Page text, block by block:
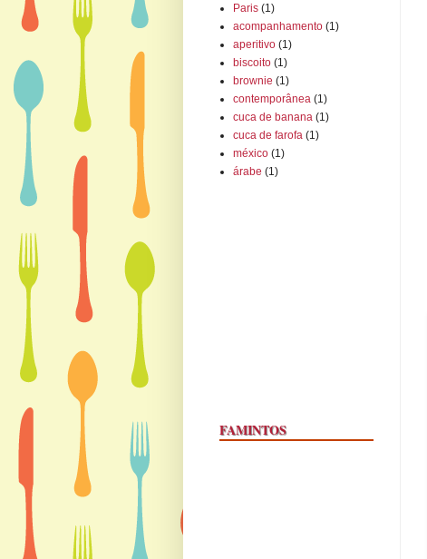
Paris (1)
acompanhamento (1)
aperitivo (1)
biscoito (1)
brownie (1)
contemporânea (1)
cuca de banana (1)
cuca de farofa (1)
méxico (1)
árabe (1)
FAMINTOS